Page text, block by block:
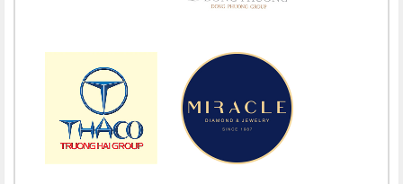
Chúc mừng bổn mạng Maria Trương Thị Thanh Xuân 15/08
Chúc mừng bổn mạng Maria Vũ Thị Hoài Trang 15/08
Chúc mừng bổn mạng Maria Ngô Thị Thu 15/08
Chúc mừng bổn mạng Chị Maria Trương Thị Thanh Xuân 15/08